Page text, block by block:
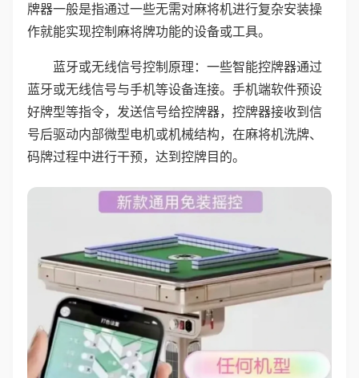
牌器一般是指通过一些无需对麻将机进行复杂安装操
作就能实现控制麻将牌功能的设备或工具。
蓝牙或无线信号控制原理：一些智能控牌器通过
蓝牙或无线信号与手机等设备连接。手机端软件预设
好牌型等指令，发送信号给控牌器，控牌器接收到信
号后驱动内部微型电机或机械结构，在麻将机洗牌、
码牌过程中进行干预，达到控牌目的。